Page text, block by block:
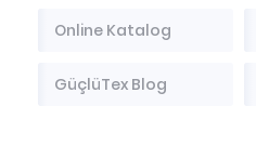
Online Katalog
GüçlüTex Blog